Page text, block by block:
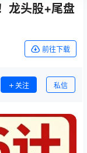
龙头股+尾盘
前往下载
关注 私信